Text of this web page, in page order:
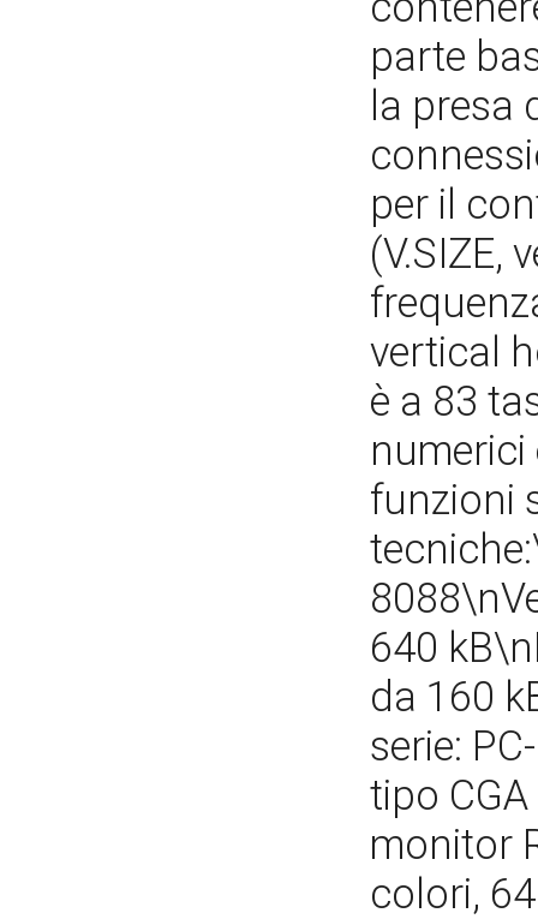
parte
la presa
per il
(V.SIZE,
vertical
è a 83
funzioni
640
da 160
serie:
tipo
monitor
colori,